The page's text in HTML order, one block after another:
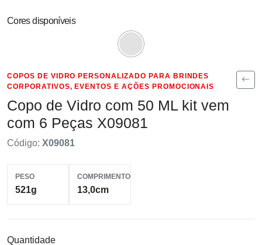
Cores disponíveis
COPOS DE VIDRO PERSONALIZADO PARA BRINDES
CORPORATIVOS, EVENTOS E AÇÕES PROMOCIONAIS
Copo de Vidro com 50 ML kit vem
com 6 Peças X09081
Código: X09081
PESO
521g
COMPRIMENTO
13,0cm
Quantidade